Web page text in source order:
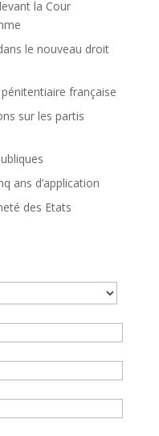
la Cour
le nouveau droit
française
sur les partis
ans d’application
des Etats